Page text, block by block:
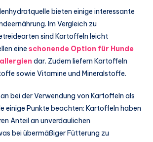
bieten einige interessante
Im Vergleich zu
sind Kartoffeln leicht
eine schonende Option für Hunde
dar. Zudem liefern Kartoffeln
sowie Vitamine und Mineralstoffe.
bei der Verwendung von Kartoffeln als
einige Punkte beachten: Kartoffeln haben
Anteil an unverdaulichen
bei übermäßiger Fütterung zu